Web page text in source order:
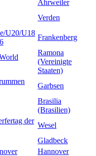
Ahrweiler
Verden
U20/U18
Frankenberg
Ramona
(Vereinigte
Staaten)
Garbsen
Brasilia
(Brasilien)
der
Wesel
Gladbeck
Hannover